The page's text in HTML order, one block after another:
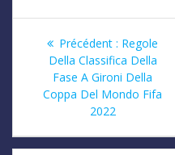
Navigation
l’article
Précédent : Article
précédent
:
Regole
Della Classifica Della
Fase A Gironi Della
Coppa Del Mondo Fifa
2022